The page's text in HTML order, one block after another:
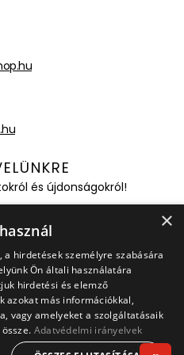
és újdonságokról!
×
hirdetések személyre szabására
Ön általi használatára
hirdetési és elemző
azokat más információkkal,
vagy amelyeket a szolgáltatásaik
Adatvédelmi irányelvek